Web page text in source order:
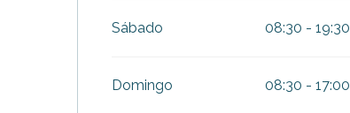
Sábado 08:30 - 19:30
Domingo 08:30 - 17:00